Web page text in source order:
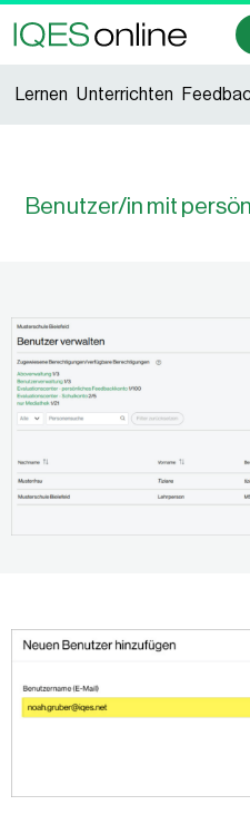
Lernen Unterrichten
Benutzer/in mit